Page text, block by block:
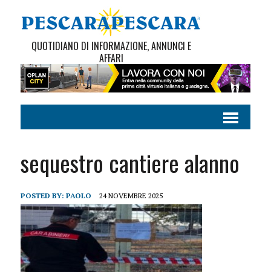
QUOTIDIANO DI INFORMAZIONE, ANNUNCI E
AFFARI
sequestro cantiere alanno
POSTED BY: PAOLO 24 NOVEMBRE 2025